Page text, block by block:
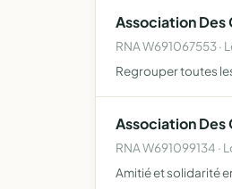
Association Des
RNA W691067553 ·
Regrouper toutes
Association Des
RNA W691099134 ·
Amitié et solidarité